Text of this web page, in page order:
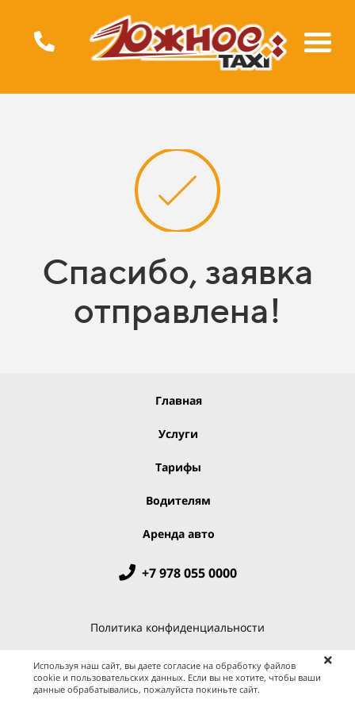
Спасибо, заявка
отправлена!
Главная
Услуги
Тарифы
Водителям
Аренда авто
+7 978 055 0000
Политика конфиденциальности
Используя наш сайт, вы даете согласие на обработку файлов
cookie и пользовательских данных. Если вы не хотите, чтобы ваши
данные обрабатывались, пожалуйста покиньте сайт.